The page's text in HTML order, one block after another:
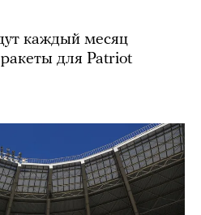
каждый месяц
для Patriot